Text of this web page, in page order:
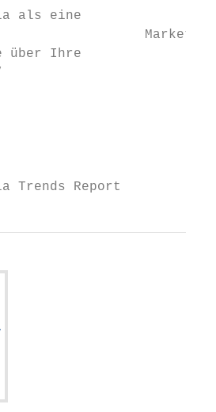
als eine
über Ihre
Trends Report